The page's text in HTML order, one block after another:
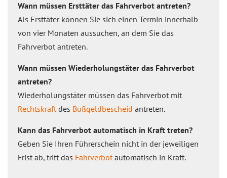
Wann müssen Ersttäter das Fahrverbot antreten?
Als Ersttäter können Sie sich einen Termin innerhalb
von vier Monaten aussuchen, an dem Sie das
Fahrverbot antreten.
Wann müssen Wiederholungstäter das Fahrverbot
antreten?
Wiederholungstäter müssen das Fahrverbot mit
Rechtskraftdes Bußgeldbescheid antreten.
Kann das Fahrverbot automatisch in Kraft treten?
Geben Sie Ihren Führerschein nicht in der jeweiligen
Frist ab, tritt das Fahrverbotautomatisch in Kraft.